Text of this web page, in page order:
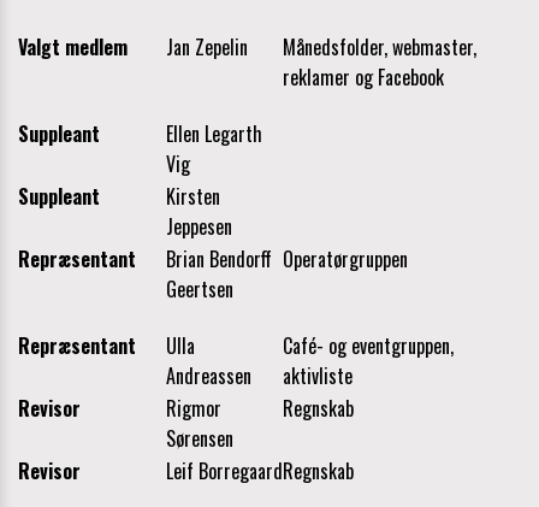
Valgt medlem Jan Zepelin
Månedsfolder, webmaster,
reklamer og Facebook
Suppleant
Ellen Legarth
Vig
Suppleant
Kirsten
Jeppesen
Repræsentant
Brian Bendorff
Geertsen
Operatørgruppen
Repræsentant
Ulla
Andreassen
Café- og eventgruppen,
aktivliste
Revisor
Rigmor
Sørensen
Regnskab
Revisor Leif BorregaardRegnskab